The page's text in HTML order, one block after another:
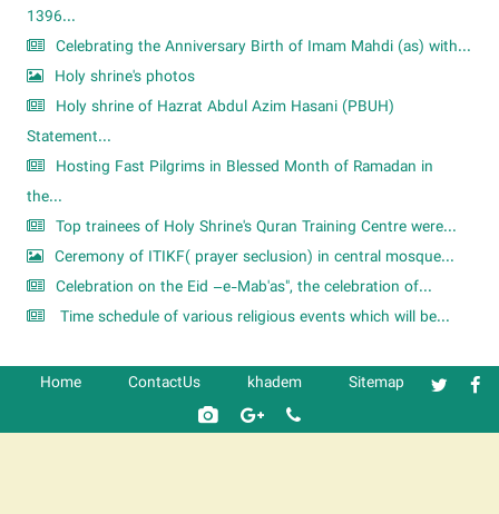
1396...
Celebrating the Anniversary Birth of Imam Mahdi (as) with...
Holy shrine's photos
Holy shrine of Hazrat Abdul Azim Hasani (PBUH)
Statement...
Hosting Fast Pilgrims in Blessed Month of Ramadan in
the...
Top trainees of Holy Shrine's Quran Training Centre were...
Ceremony of ITIKF( prayer seclusion) in central mosque...
Celebration on the Eid –e-Mab'as", the celebration of...
Time schedule of various religious events which will be...
Home ContactUs khadem Sitemap